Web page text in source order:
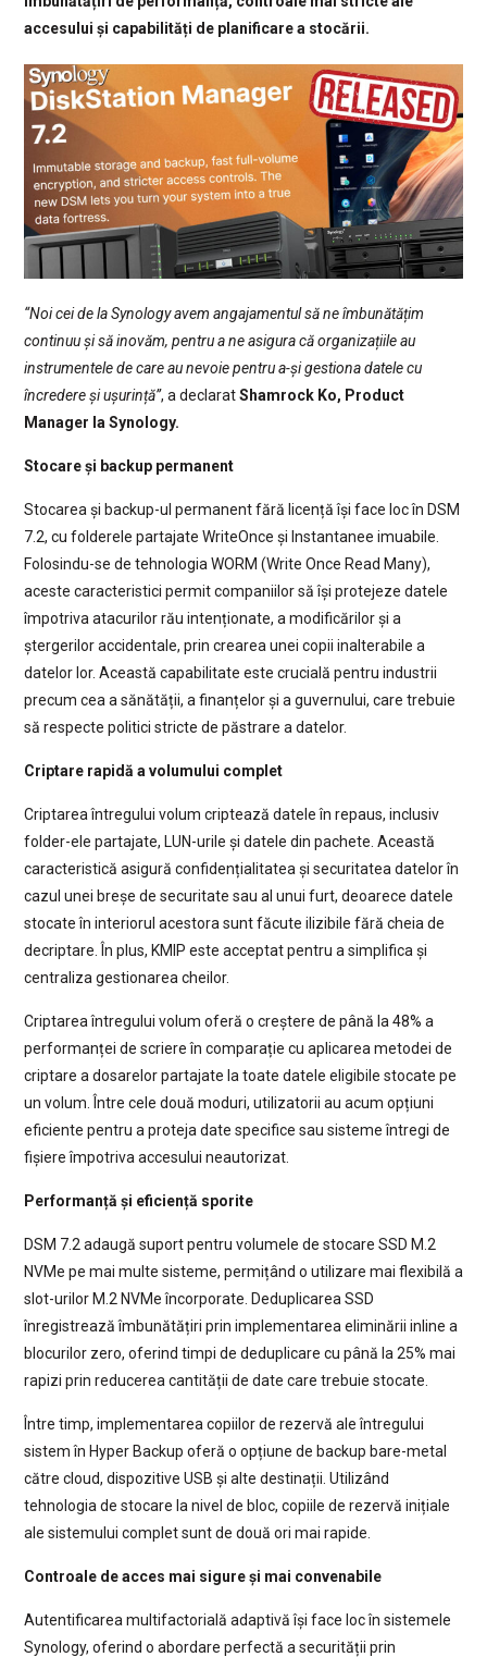
accesului și capabilități de planificare a stocării.
“Noi cei de la Synology avem angajamentul să ne îmbunătățim
continuu și să inovăm, pentru a ne asigura că organizațiile au
instrumentele de care au nevoie pentru a-și gestiona datele cu
încredere și ușurință”, a declaratShamrock Ko, Product
Manager la Synology.
Stocare și backup permanent
Stocarea și backup-ul permanent fără licență își face loc în DSM
7.2, cu folderele partajate WriteOnce și Instantanee imuabile.
Folosindu-se de tehnologia WORM (Write Once Read Many),
aceste caracteristici permit companiilor să își protejeze datele
împotriva atacurilor rău intenționate, a modificărilor și a
ștergerilor accidentale, prin crearea unei copii inalterabile a
datelor lor. Această capabilitate este crucială pentru industrii
precum cea a sănătății, a finanțelor și a guvernului, care trebuie
să respecte politici stricte de păstrare a datelor.
Criptare rapidă a volumului complet
Criptarea întregului volum criptează datele în repaus, inclusiv
folder-ele partajate, LUN-urile și datele din pachete. Această
caracteristică asigură confidențialitatea și securitatea datelor în
cazul unei breșe de securitate sau al unui furt, deoarece datele
stocate în interiorul acestora sunt făcute ilizibile fără cheia de
decriptare. În plus, KMIP este acceptat pentru a simplifica și
centraliza gestionarea cheilor.
Criptarea întregului volum oferă o creștere de până la 48% a
performanței de scriere în comparație cu aplicarea metodei de
criptare a dosarelor partajate la toate datele eligibile stocate pe
un volum. Între cele două moduri, utilizatorii au acum opțiuni
eficiente pentru a proteja date specifice sau sisteme întregi de
fișiere împotriva accesului neautorizat.
Performanță și eficiență sporite
DSM 7.2 adaugă suport pentru volumele de stocare SSD M.2
NVMe pe mai multe sisteme, permițând o utilizare mai flexibilă a
slot-urilor M.2 NVMe încorporate. Deduplicarea SSD
înregistrează îmbunătățiri prin implementarea eliminării inline a
blocurilor zero, oferind timpi de deduplicare cu până la 25% mai
rapizi prin reducerea cantității de date care trebuie stocate.
Între timp, implementarea copiilor de rezervă ale întregului
sistem în Hyper Backup oferă o opțiune de backup bare-metal
către cloud, dispozitive USB și alte destinații. Utilizând
tehnologia de stocare la nivel de bloc, copiile de rezervă inițiale
ale sistemului complet sunt de două ori mai rapide.
Controale de acces mai sigure și mai convenabile
Autentificarea multifactorială adaptivă își face loc în sistemele
Synology, oferind o abordare perfectă a securității prin